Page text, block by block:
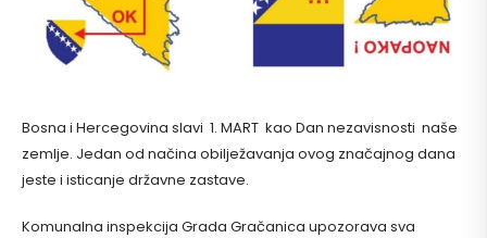
Bosna i Hercegovina slavi 1. MART kao Dan nezavisnosti naše
zemlje. Jedan od načina obilježavanja ovog značajnog dana
jeste i isticanje državne zastave.
Komunalna inspekcija Grada Gračanica upozorava sva